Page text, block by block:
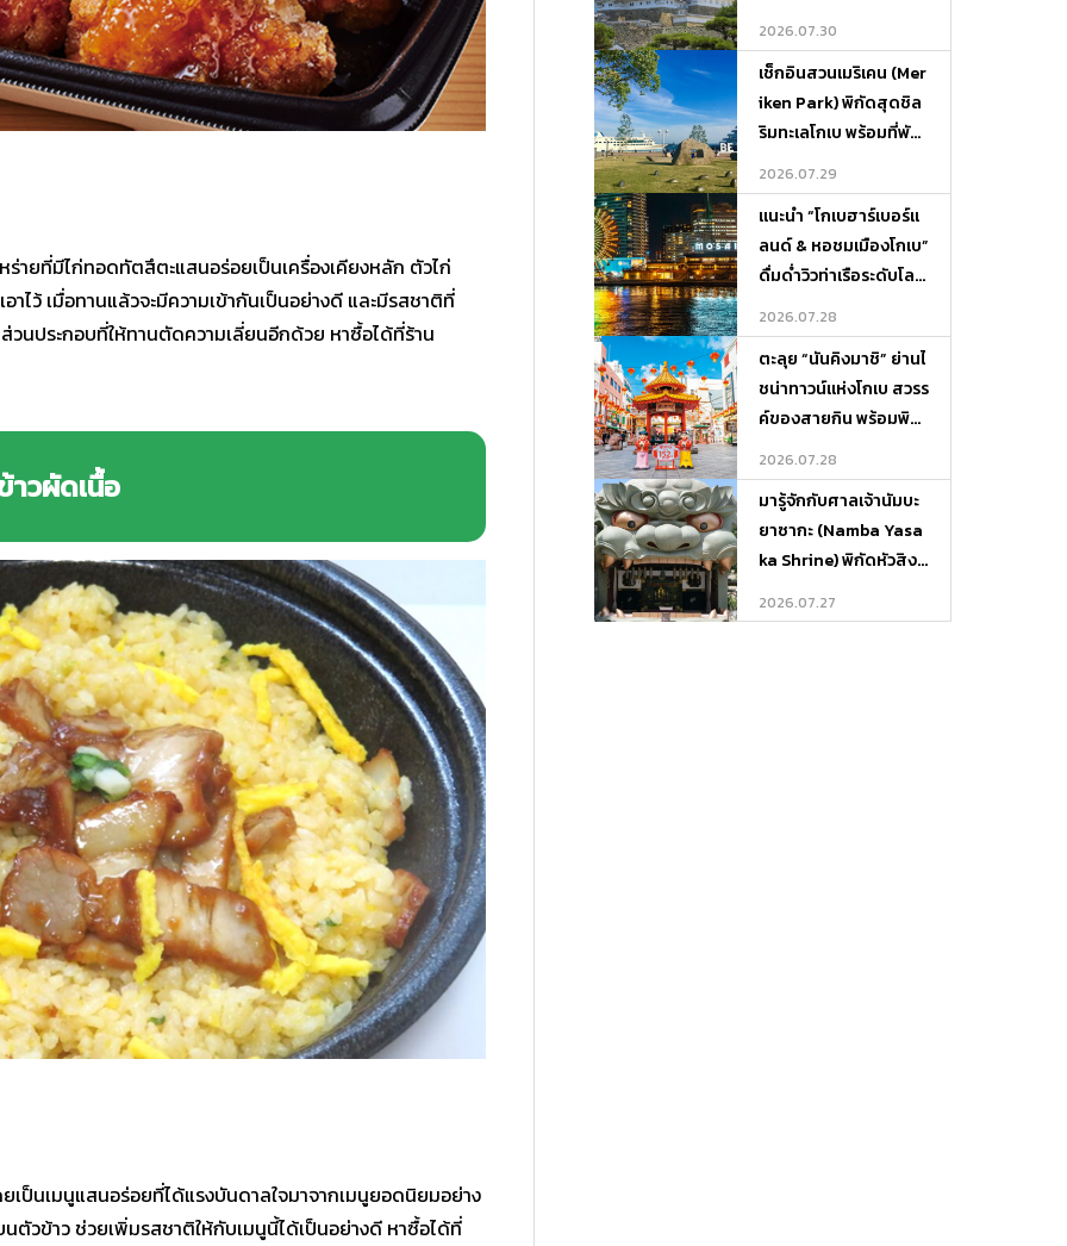
ายที่มีไก่ทอดทัตสึตะแสนอร่อยเป็นเครื่องเคียงหลัก ตัวไก่
ว้ เมื่อทานแล้วจะมีความเข้ากันเป็นอย่างดี และมีรสชาติที่
นประกอบที่ให้ทานตัดความเลี่ยนอีกด้วย หาซื้อได้ที่ร้าน
าวผัดเนื้อ
ยเป็นเมนูแสนอร่อยที่ได้แรงบันดาลใจมาจากเมนูยอดนิยมอย่าง
วข้าว ช่วยเพิ่มรสชาติให้กับเมนูนี้ได้เป็นอย่างดี หาซื้อได้ที่
2026.07.30
เช็กอินสวนเมริเคน (Mer
iken Park) พิกัดสุดชิล
ริมทะเลโกเบ พร้อมที่พัก
วรอบเกาะ
2026.07.29
แนะนำ “โกเบฮาร์เบอร์แ
ลนด์ & หอชมเมืองโกเบ”
ดื่มด่ำวิวท่าเรือระดับโลก
ยวรอบ ๆ
2026.07.28
ตะลุย “นันคิงมาชิ” ย่านไ
ชน่าทาวน์แห่งโกเบ สวรร
ค์ของสายกิน พร้อมพิกั
อง
2026.07.28
มารู้จักกับศาลเจ้านัมบะ
ยาซากะ (Namba Yasa
ka Shrine) พิกัดหัวสิงโ
ซาก้า พร้อมแจกแผนเที่
2026.07.27